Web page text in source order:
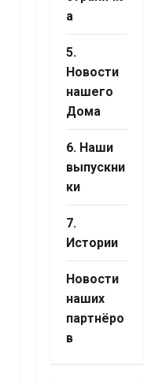
а
5.
Новости
нашего
Дома
6. Наши
выпускни
ки
7.
Истории
Новости
наших
партнёро
в